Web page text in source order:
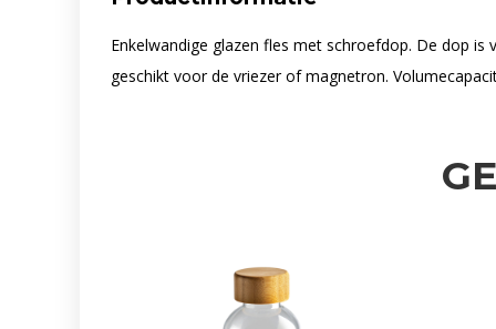
Enkelwandige glazen fles met schroefdop. De dop
geschikt voor de vriezer of magnetron.